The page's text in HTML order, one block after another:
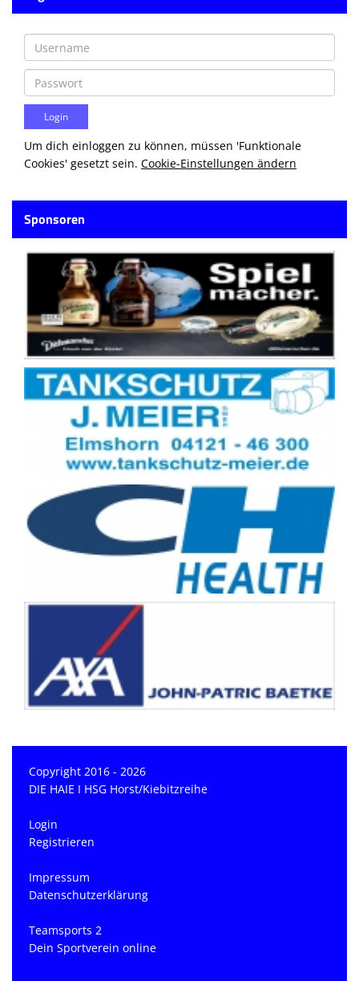
Um dich einloggen zu können, müssen 'Funktionale
Cookies' gesetzt sein. Cookie-Einstellungen ändern
Sponsoren
Copyright 2016 - 2026
DIE HAIE I HSG Horst/Kiebitzreihe
Login
Registrieren
Impressum
Datenschutzerklärung
Teamsports 2
Dein Sportverein online